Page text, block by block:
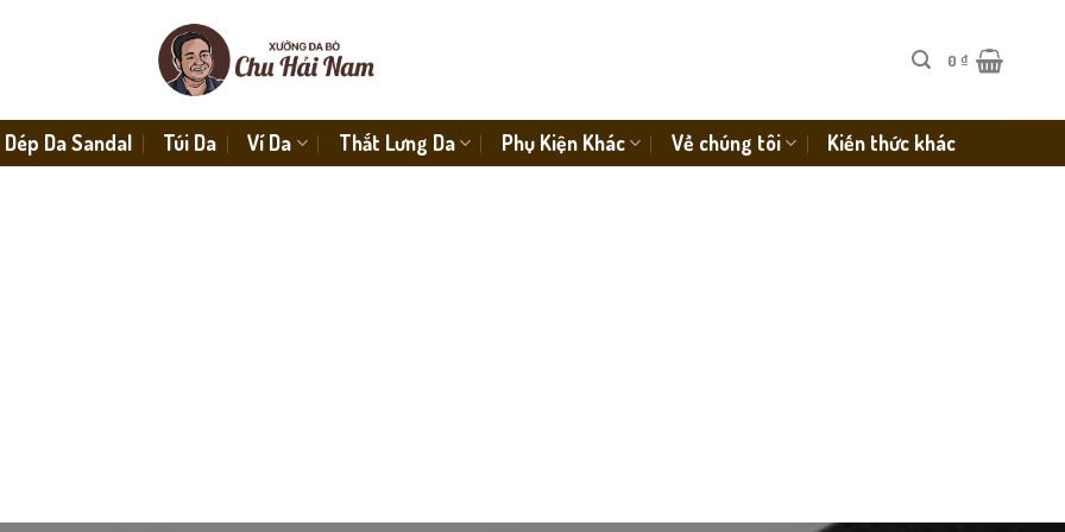
0 ₫
Dép Da Sandal Túi Da Ví Da Thắt Lưng Da Phụ Kiện Khác Về chúng tôi Kiến thức khác